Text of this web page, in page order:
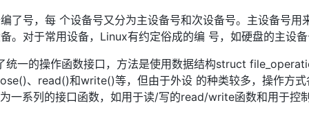
了号，每 个设备号又分为主设备号和次设备号。主设备号用
。对于常用设备，Linux有约定俗成的编 号，如硬盘的主设
统一的操作函数接口，方法是使用数据结构struct
、read()和write()等，但由于外设 的种类较多，操作方
一系列的接口函数，如用于读/写的read/write函数和用于控